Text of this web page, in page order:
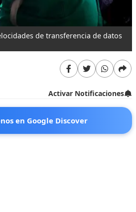
de transferencia de datos
Activar Notificaciones
en Google Discover